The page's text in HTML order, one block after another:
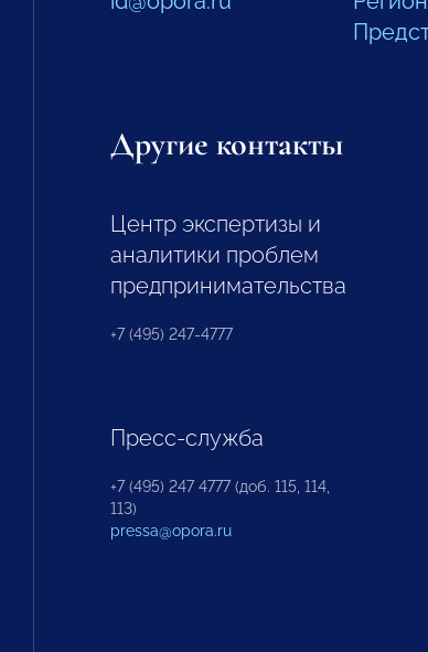
Другие контакты
Центр экспертизы и
аналитики проблем
предпринимательства
+7 (495) 247-4777
Пресс-служба
+7 (495) 247 4777 (доб. 115, 114,
113)
pressa@opora.ru